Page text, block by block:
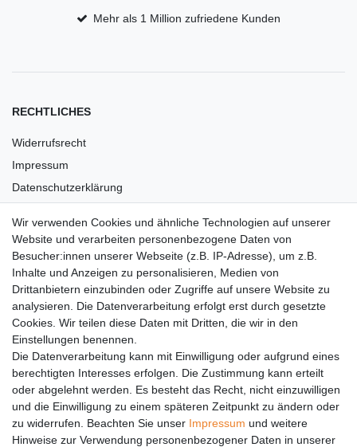
Mehr als 1 Million zufriedene Kunden
RECHTLICHES
Widerrufsrecht
Impressum
Datenschutzerklärung
Barrierefreiheit
Anleitungen
Vertrag widerrufen
PARTNER
DHL
GLS
PaketPLUS
Wir verwenden Cookies und ähnliche Technologien auf unserer
Website und verarbeiten personenbezogene Daten von
Besucher:innen unserer Webseite (z.B. IP-Adresse), um z.B.
Inhalte und Anzeigen zu personalisieren, Medien von
Drittanbietern einzubinden oder Zugriffe auf unsere Website zu
analysieren. Die Datenverarbeitung erfolgt erst durch gesetzte
Cookies. Wir teilen diese Daten mit Dritten, die wir in den
Einstellungen benennen.
Die Datenverarbeitung kann mit Einwilligung oder aufgrund eines
berechtigten Interesses erfolgen. Die Zustimmung kann erteilt
oder abgelehnt werden. Es besteht das Recht, nicht einzuwilligen
und die Einwilligung zu einem späteren Zeitpunkt zu ändern oder
zu widerrufen. Beachten Sie unser Impressum und weitere
Hinweise zur Verwendung personenbezogener Daten in unserer